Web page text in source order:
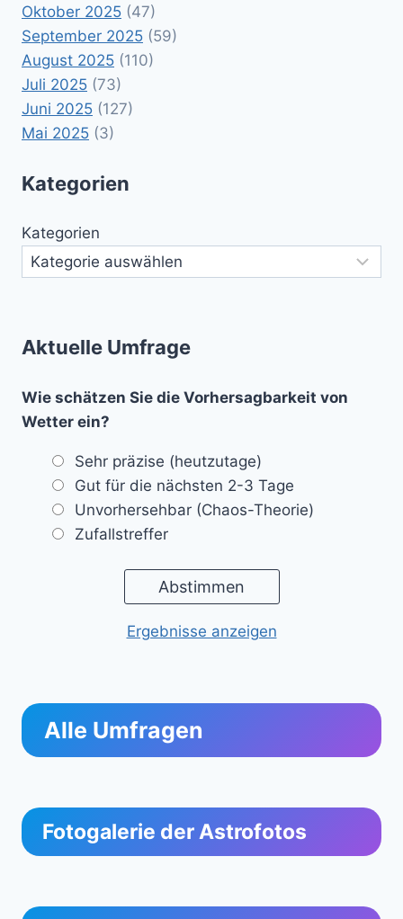
Oktober 2025 (47)
September 2025 (59)
August 2025 (110)
Juli 2025 (73)
Juni 2025 (127)
Mai 2025 (3)
Kategorien
Kategorien
Aktuelle Umfrage
Wie schätzen Sie die Vorhersagbarkeit von
Wetter ein?
Sehr präzise (heutzutage)
Gut für die nächsten 2-3 Tage
Unvorhersehbar (Chaos-Theorie)
Zufallstreffer
Ergebnisse anzeigen
Alle Umfragen
Fotogalerie der Astrofotos